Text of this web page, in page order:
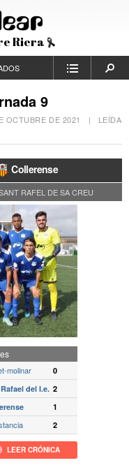
Riera
9
OCTUBRE DE 2021
| LEÍDA
Collerense
RAFEL DE SA CREU
molinar
0
del I.e. 2
1
2
LEER CRÓNICA